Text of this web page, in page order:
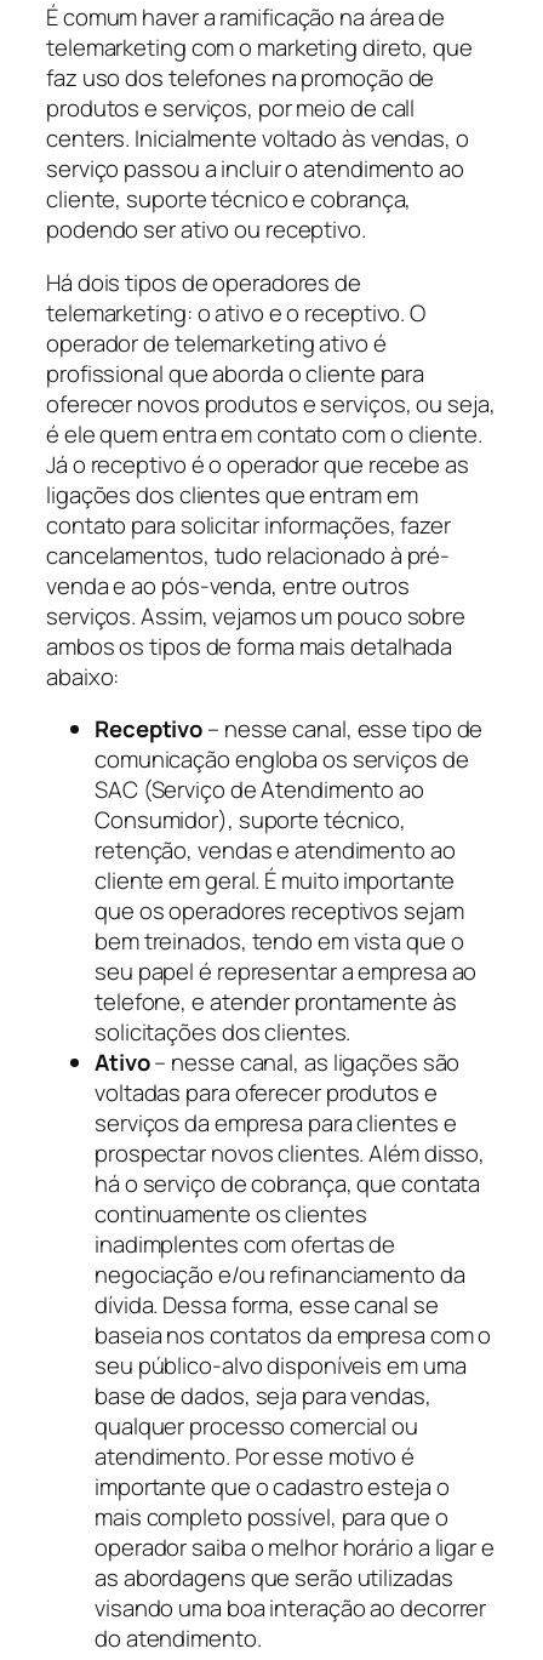
É comum haver a ramificação na área de
telemarketing com o marketing direto, que
faz uso dos telefones na promoção de
produtos e serviços, por meio de call
centers. Inicialmente voltado às vendas, o
serviço passou a incluir o atendimento ao
cliente, suporte técnico e cobrança,
podendo ser ativo ou receptivo.
Há dois tipos de operadores de
telemarketing: o ativo e o receptivo. O
operador de telemarketing ativo é
profissional que aborda o cliente para
oferecer novos produtos e serviços, ou seja,
é ele quem entra em contato com o cliente.
Já o receptivo é o operador que recebe as
ligações dos clientes que entram em
contato para solicitar informações, fazer
cancelamentos, tudo relacionado à pré-
venda e ao pós-venda, entre outros
serviços. Assim, vejamos um pouco sobre
ambos os tipos de forma mais detalhada
abaixo:
Receptivo– nesse canal, esse tipo de
comunicação engloba os serviços de
SAC (Serviço de Atendimento ao
Consumidor), suporte técnico,
retenção, vendas e atendimento ao
cliente em geral. É muito importante
que os operadores receptivos sejam
bem treinados, tendo em vista que o
seu papel é representar a empresa ao
telefone, e atender prontamente às
solicitações dos clientes.
Ativo– nesse canal, as ligações são
voltadas para oferecer produtos e
serviços da empresa para clientes e
prospectar novos clientes. Além disso,
há o serviço de cobrança, que contata
continuamente os clientes
inadimplentes com ofertas de
negociação e/ou refinanciamento da
dívida. Dessa forma, esse canal se
baseia nos contatos da empresa com o
seu público-alvo disponíveis em uma
base de dados, seja para vendas,
qualquer processo comercial ou
atendimento. Por esse motivo é
importante que o cadastro esteja o
mais completo possível, para que o
operador saiba o melhor horário a ligar e
as abordagens que serão utilizadas
visando uma boa interação ao decorrer
do atendimento.